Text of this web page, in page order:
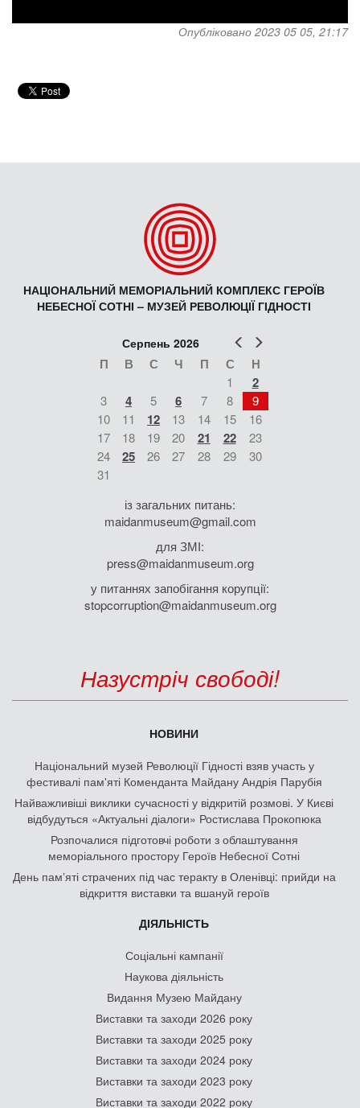
Опубліковано 2023 05 05, 21:17
НАЦІОНАЛЬНИЙ МЕМОРІАЛЬНИЙ КОМПЛЕКС ГЕРОЇВ
НЕБЕСНОЇ СОТНІ – МУЗЕЙ РЕВОЛЮЦІЇ ГІДНОСТІ
Попер
Серпень 2026
П В С Ч П С Н
1 2
3 4 5 6 7 8
9
10
11 12 13 14 15
16
17
18 19 20 21 22
23
24
25 26 27 28 29
30
31
із загальних питань:
maidanmuseum@gmail.com
для ЗМІ:
press@maidanmuseum.org
у питаннях запобігання корупції:
stopcorruption@maidanmuseum.org
Назустріч свободі!
НОВИНИ
Національний музей Революції Гідності взяв участь у
фестивалі пам'яті Коменданта Майдану Андрія Парубія
Найважливіші виклики сучасності у відкритій розмові. У Києві
відбудуться «Актуальні діалоги» Ростислава Прокопюка
Розпочалися підготовчі роботи з облаштування
меморіального простору Героїв Небесної Сотні
День памʼяті страчених під час теракту в Оленівці: прийди на
відкриття виставки та вшануй героїв
ДІЯЛЬНІСТЬ
Соціальні кампанії
Наукова діяльність
Видання Музею Майдану
Виставки та заходи 2026 року
Виставки та заходи 2025 року
Виставки та заходи 2024 року
Виставки та заходи 2023 року
Виставки та заходи 2022 року